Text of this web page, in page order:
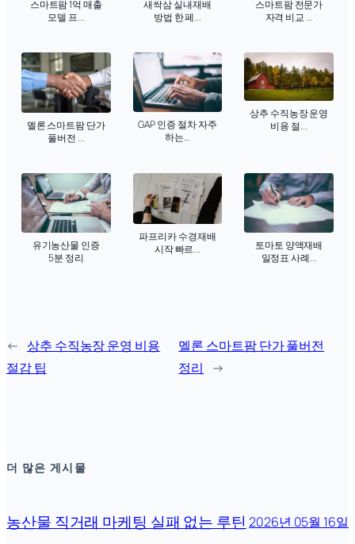
스마트팜 1억 매출
모델 프...
새싹삼 실내재배
방법 한 페...
스마트팜 전문가
자격 비교 ...
멜론 스마트팜 단가
풀버전 ...
GAP 인증 절차 자주
하는...
상추 수직농장 운영
비용 절...
유기농산물 인증
5분 정리
파프리카 수경재배
시작 빠르...
토마토 양액재배
일정표 사례...
← 상추 수직농장 운영 비용
절감 팁
멜론 스마트팜 단가 풀버전
정리
→
더 많은 게시물
농산물 직거래 마케팅 실패 없는 루틴 2026년 05월 16일